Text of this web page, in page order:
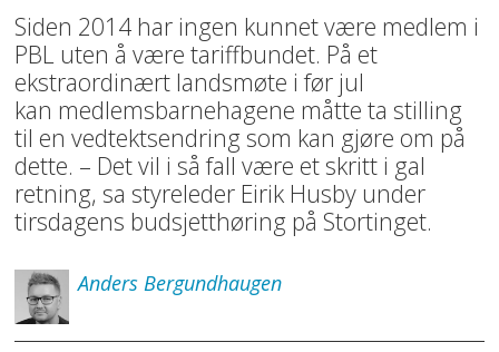
Siden 2014 har ingen kunnet være medlem i
PBL uten å være tariffbundet. På et
ekstraordinært landsmøte i før jul
kan medlemsbarnehagene måtte ta stilling
til en vedtektsendring som kan gjøre om på
dette. – Det vil i så fall være et skritt i gal
retning, sa styreleder Eirik Husby under
tirsdagens budsjetthøring på Stortinget.
Anders Bergundhaugen